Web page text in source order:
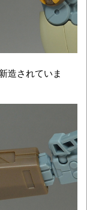
造されていま